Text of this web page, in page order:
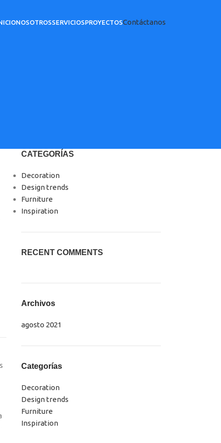
NOSOTROSSERVICIOSPROYECTOSContáctanos
CATEGORÍAS
Decoration
Design trends
Furniture
Inspiration
RECENT COMMENTS
Archivos
agosto 2021
Categorías
Decoration
Design trends
Furniture
Inspiration